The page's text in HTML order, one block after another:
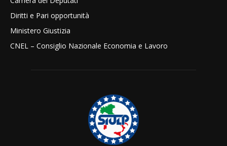
Diritti e Pari opportunità
Ministero Giustizia
CNEL – Consiglio Nazionale Economia e Lavoro